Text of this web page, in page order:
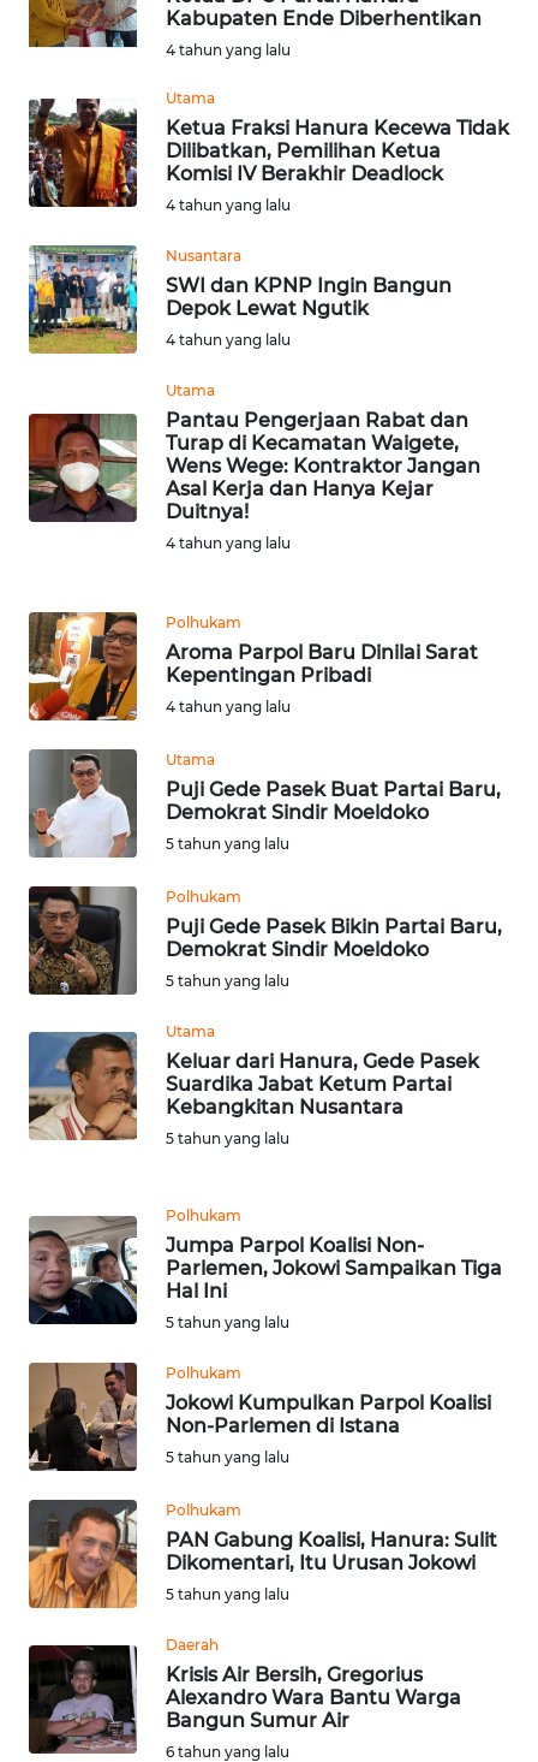
Kabupaten Ende Diberhentikan
4 tahun yang lalu
Utama
Ketua Fraksi Hanura Kecewa Tidak
Dilibatkan, Pemilihan Ketua
Komisi IV Berakhir Deadlock
4 tahun yang lalu
Nusantara
SWI dan KPNP Ingin Bangun
Depok Lewat Ngutik
4 tahun yang lalu
Utama
Pantau Pengerjaan Rabat dan
Turap di Kecamatan Waigete,
Wens Wege: Kontraktor Jangan
Asal Kerja dan Hanya Kejar
Duitnya!
4 tahun yang lalu
Polhukam
Aroma Parpol Baru Dinilai Sarat
Kepentingan Pribadi
4 tahun yang lalu
Utama
Puji Gede Pasek Buat Partai Baru,
Demokrat Sindir Moeldoko
5 tahun yang lalu
Polhukam
Puji Gede Pasek Bikin Partai Baru,
Demokrat Sindir Moeldoko
5 tahun yang lalu
Utama
Keluar dari Hanura, Gede Pasek
Suardika Jabat Ketum Partai
Kebangkitan Nusantara
5 tahun yang lalu
Polhukam
Jumpa Parpol Koalisi Non-
Parlemen, Jokowi Sampaikan Tiga
Hal Ini
5 tahun yang lalu
Polhukam
Jokowi Kumpulkan Parpol Koalisi
Non-Parlemen di Istana
5 tahun yang lalu
Polhukam
PAN Gabung Koalisi, Hanura: Sulit
Dikomentari, Itu Urusan Jokowi
5 tahun yang lalu
Daerah
Krisis Air Bersih, Gregorius
Alexandro Wara Bantu Warga
Bangun Sumur Air
6 tahun yang lalu
BENGKULU
LAMPUNG
WN
JATENG
WN
NUSANTARA
WN
WN
JATIM
WN
WN
KALBAR
WN
WN
KALTARA
WN
KALSEL
WN
KALTIM
WN
SULSEL
WN
SULUT
WN
WN
MALUT
WN
DAIRI
WN
TOBA
WN
NIAS